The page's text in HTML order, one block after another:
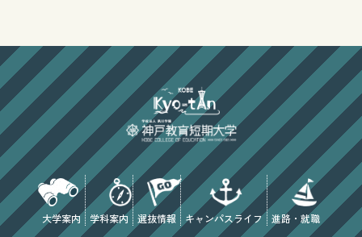
大学案内 学科案内 選抜情報 キャンパスライフ 進路・就職